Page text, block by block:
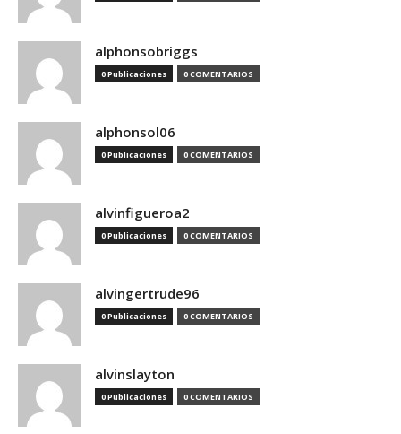
alphonsobriggs
0 Publicaciones 0 COMENTARIOS
alphonsol06
0 Publicaciones 0 COMENTARIOS
alvinfigueroa2
0 Publicaciones 0 COMENTARIOS
alvingertrude96
0 Publicaciones 0 COMENTARIOS
alvinslayton
0 Publicaciones 0 COMENTARIOS